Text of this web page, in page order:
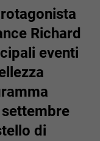
Richard
eventi
settembre
di